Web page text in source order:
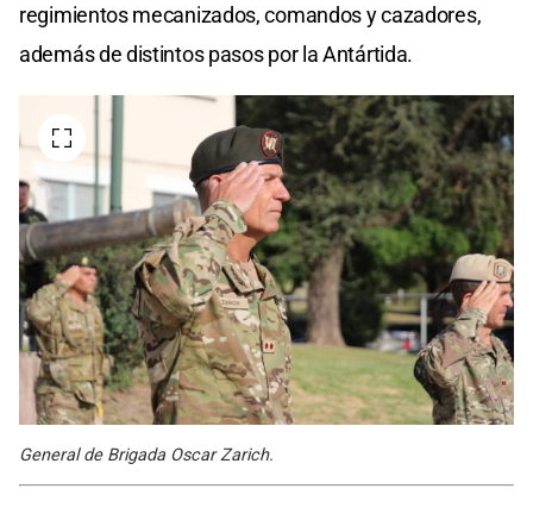
regimientos mecanizados, comandos y cazadores,
además de distintos pasos por la Antártida.
General de Brigada Oscar Zarich.